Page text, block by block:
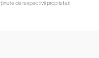
de respectivii proprietari